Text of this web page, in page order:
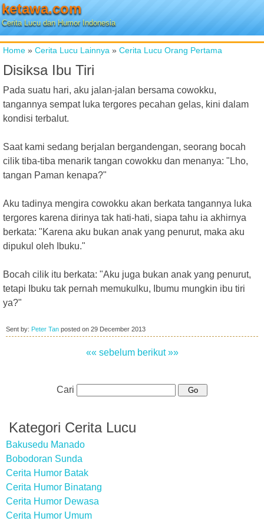
ketawa.com
Cerita Lucu dan Humor Indonesia
Home » Cerita Lucu Lainnya » Cerita Lucu Orang Pertama
Disiksa Ibu Tiri
Pada suatu hari, aku jalan-jalan bersama cowokku,
tangannya sempat luka tergores pecahan gelas, kini dalam
kondisi terbalut.
Saat kami sedang berjalan bergandengan, seorang bocah
cilik tiba-tiba menarik tangan cowokku dan menanya: "Lho,
tangan Paman kenapa?"
Aku tadinya mengira cowokku akan berkata tangannya luka
tergores karena dirinya tak hati-hati, siapa tahu ia akhirnya
berkata: "Karena aku bukan anak yang penurut, maka aku
dipukul oleh Ibuku."
Bocah cilik itu berkata: "Aku juga bukan anak yang penurut,
tetapi Ibuku tak pernah memukulku, Ibumu mungkin ibu tiri
ya?"
Sent by: Peter Tan posted on 29 December 2013
«« sebelum berikut »»
Cari
Kategori Cerita Lucu
Bakusedu Manado
Bobodoran Sunda
Cerita Humor Batak
Cerita Humor Binatang
Cerita Humor Dewasa
Cerita Humor Umum